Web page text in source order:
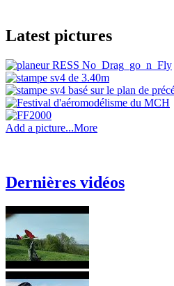
Latest pictures
Add a picture...More
Dernières vidéos